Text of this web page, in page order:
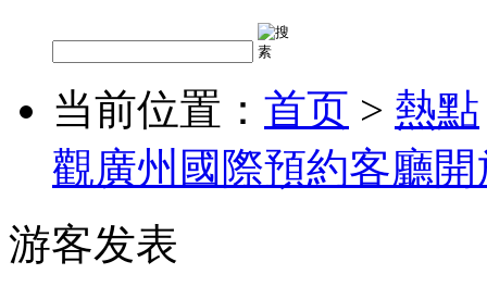
当前位置： 首页 > 熱點
觀廣州國際預約客廳開
游客发表